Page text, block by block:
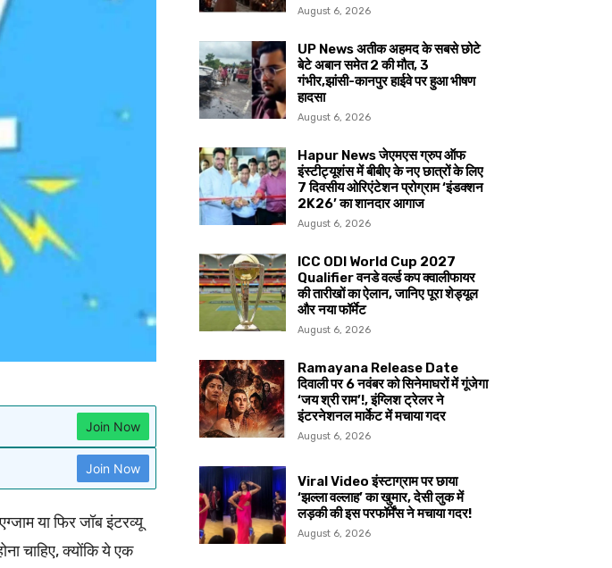
Join Now
Join Now
या फिर जॉब इंटरव्यू
चाहिए, क्योंकि ये एक
August 6, 2026
UP News अतीक अहमद के सबसे छोटे
बेटे अबान समेत 2 की मौत, 3
गंभीर,झांसी-कानपुर हाईवे पर हुआ भीषण
हादसा
August 6, 2026
Hapur News जेएमएस ग्रुप ऑफ
इंस्टीट्यूशंस में बीबीए के नए छात्रों के लिए
7 दिवसीय ओरिएंटेशन प्रोग्राम ‘इंडक्शन
2K26’ का शानदार आगाज
August 6, 2026
ICC ODI World Cup 2027
Qualifier वनडे वर्ल्ड कप क्वालीफायर
की तारीखों का ऐलान, जानिए पूरा शेड्यूल
और नया फॉर्मेट
August 6, 2026
Ramayana Release Date
दिवाली पर 6 नवंबर को सिनेमाघरों में गूंजेगा
‘जय श्री राम’!, इंग्लिश ट्रेलर ने
इंटरनेशनल मार्केट में मचाया गदर
August 6, 2026
Viral Video इंस्टाग्राम पर छाया
‘झल्ला वल्लाह’ का खुमार, देसी लुक में
लड़की की इस परफॉर्मेंस ने मचाया गदर!
August 6, 2026